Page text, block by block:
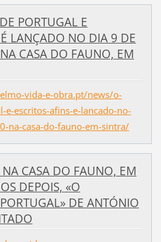
PORTUGAL E
É LANÇADO NO DIA 9 DE
CASA DO FAUNO, EM
vida-e-obra.pt/news/o-
e-escritos-afins-e-lancado-no-
na-casa-do-fauno-em-sintra/
CASA DO FAUNO, EM
DEPOIS, «O
DE ANTÓNIO